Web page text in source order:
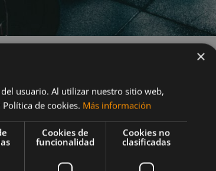
×
usuario. Al utilizar nuestro sitio web,
de cookies. Más información
Cookies de
funcionalidad
Cookies no
clasificadas